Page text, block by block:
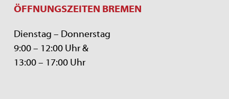
ÖFFNUNGSZEITEN BREMEN
Dienstag – Donnerstag
9:00 – 12:00 Uhr &
13:00 – 17:00 Uhr